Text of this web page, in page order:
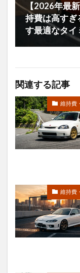
【2026年最
持費は高すぎ
す最適なタイ
関連する記事
維持費
維持費